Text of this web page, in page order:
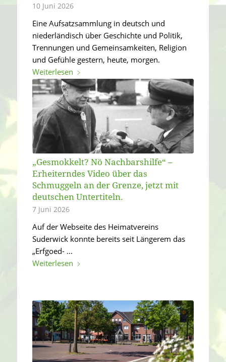
10 Juni 2026
Eine Aufsatzsammlung in deutsch und
niederländisch über Geschichte und Politik,
Trennungen und Gemeinsamkeiten, Religion
und Gefühle gestern, heute, morgen.
Weiterlesen
„Gesmokkelt? Nö Nachbarshilfe“ –
Erheiterndes Video über das
Schmuggeln an der Grenze, jetzt mit
deutschen Untertiteln.
7 Juni 2026
Auf der Webseite des Heimatvereins
Suderwick konnte bereits seit Längerem das
„Erfgoed- ...
Weiterlesen